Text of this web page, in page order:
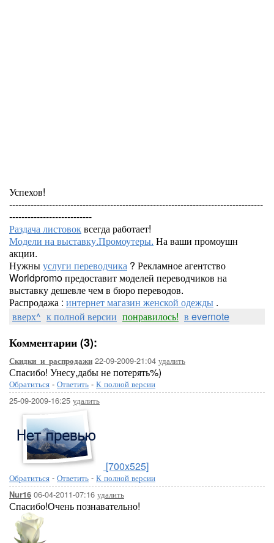
Успехов!
-----------------------------------------------------------------------------------
---------------------------
Раздача листовоквсегда работает!
Модели на выставку.Промоутеры. На ваши промоушн
акции.
Нужныуслуги переводчика ? Рекламное агентство
Worldpromo предоставит моделей переводчиков на
выставку дешевле чем в бюро переводов.
Распродажа : интернет магазин женской одежды .
вверх^ к полной версии понравилось! в evernote
Комментарии (3):
Скидки_и_распродажи 22-09-2009-21:04 удалить
Спасибо! Унесу,дабы не потерять%)
Обратиться - Ответить - К полной версии
25-09-2009-16:25 удалить
[700x525]
Обратиться - Ответить - К полной версии
Nur16 06-04-2011-07:16 удалить
Спасибо!Очень познавательно!